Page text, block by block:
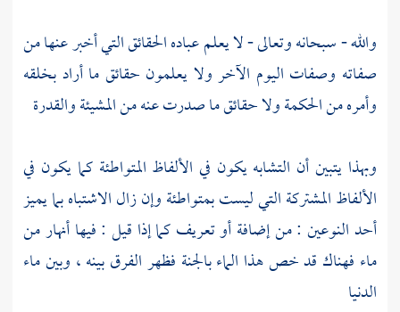
والله - سبحانه وتعالى - لا يعلم عباده الحقائق التي أخبر عنها من
صفاته وصفات اليوم الآخر ولا يعلمون حقائق ما أراد بخلقه
وأمره من الحكمة ولا حقائق ما صدرت عنه من المشيئة والقدرة
وبهذا يتبين أن التشابه يكون في الألفاظ المتواطئة كما يكون في
الألفاظ المشتركة التي ليست بمتواطئة وإن زال الاشتباه بما يميز
أحد النوعين : من إضافة أو تعريف كما إذا قيل : فيها أنهار من
ماء فهناك قد خص هذا الماء بالجنة فظهر الفرق بينه ، وبين ماء
الدنيا